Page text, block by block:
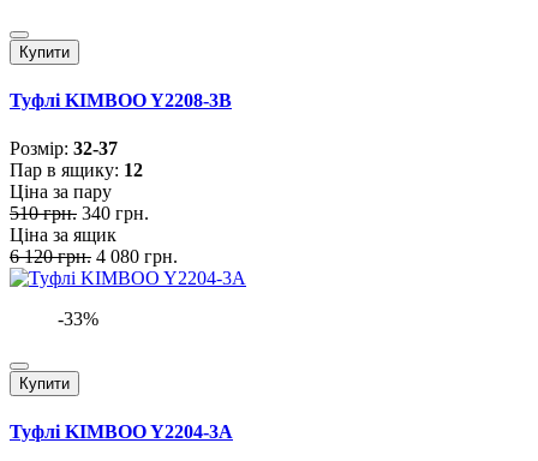
Купити
Туфлі KIMBOO Y2208-3B
Розмiр: 32-37
Пар в ящику: 12
Ціна за пару
510 грн. 340 грн.
Ціна за ящик
6 120 грн. 4 080 грн.
-33%
Купити
Туфлі KIMBOO Y2204-3A